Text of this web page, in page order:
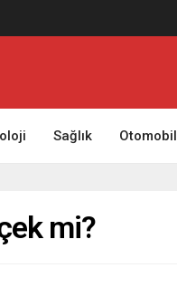
Sağlık Otomobil
mi?